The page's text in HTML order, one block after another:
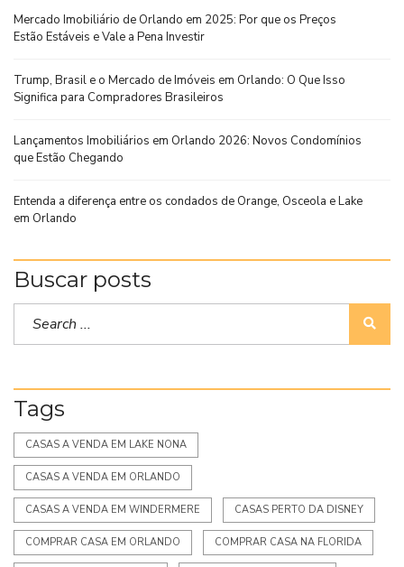
Mercado Imobiliário de Orlando em 2025: Por que os Preços
Estão Estáveis e Vale a Pena Investir
Trump, Brasil e o Mercado de Imóveis em Orlando: O Que Isso
Significa para Compradores Brasileiros
Lançamentos Imobiliários em Orlando 2026: Novos Condomínios
que Estão Chegando
Entenda a diferença entre os condados de Orange, Osceola e Lake
em Orlando
Buscar posts
Tags
CASAS A VENDA EM LAKE NONA
CASAS A VENDA EM ORLANDO
CASAS A VENDA EM WINDERMERE CASAS PERTO DA DISNEY
COMPRAR CASA EM ORLANDO COMPRAR CASA NA FLORIDA